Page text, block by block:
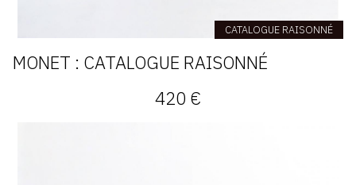
CATALOGUE RAISONNÉ
MONET : CATALOGUE RAISONNÉ
420 €